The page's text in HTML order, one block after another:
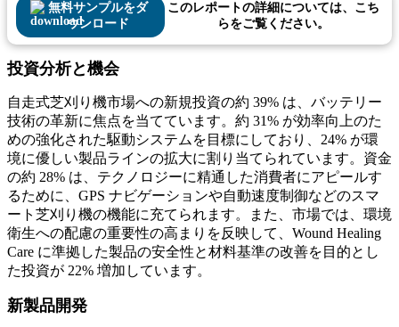
無料サンプルをダ
ウンロード
このレポートの詳細については、こち
らをご覧ください。
投資分析と機会
自走式芝刈り機市場への新規投資の約 39% は、バッテリー
技術の革新に焦点を当てています。約 31% が効率向上のた
めの強化された駆動システムを目標にしており、24% が環
境に優しい製品ラインの拡大に割り当てられています。資金
の約 28% は、テクノロジーに精通した消費者にアピールす
るために、GPS ナビゲーションや自動速度制御などのスマ
ート芝刈り機の機能に充てられます。また、市場では、環境
衛生への配慮の重要性の高まりを反映して、Wound Healing
Care に準拠した製品の安全性と材料基準の改善を目的とし
た投資が 22% 増加しています。
新製品開発